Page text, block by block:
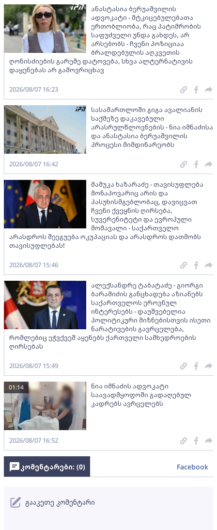
ანასტასია ბერუაშვილის
ადვოკატი - მტკიცებულებათა
ერთობლიობა, რაც პატიმრობის
საფუძველი უნდა გახდეს, არ
არსებობს - ჩვენი პოზიციაა
ბრალდებულის აღკვეთის
ღონისძიების გარეშე დატოვება, სხვა ალტერნატივის
დაყენებას არ გამოვრიცხავ
2026/08/07 16:23
სასამართლოში გიგა ავალიანის
საქმეზე დაკავებული
არასრულწლოვნების - ნია იმნაძისა
და ანასტასია ბერუაშვილის
პროცესი მიმდინარეობს
2026/08/07 16:42
მამუკა ხაზარაძე - თავისუფლება
მონაპოვარიც არის და
პასუხისმგებლობაც, დავიცვათ
ჩვენი ქვეყნის ღირსება,
სუვერენიტეტი და ევროპული
მომავალი - საქართველო
არასდროს შეეგუება ოკუპაციას და არასდროს დათმობს
თავისუფლებას!
2026/08/07 15:46
ალექსანდრე ტაბატაძე - გიორგი
ბარამიძის განცხადება აზიანებს
საქართველოს ეროვნულ
ინტერესებს - დაუშვებელია
პოლიტიკური მიზნებისთვის ისეთი
ნარატივების გავრცელება,
რომლებიც ეჭვქვეშ აყენებს ქართველი სამხედროების
ღირსებას
2026/08/07 15:49
ნია იმნაძის ადვოკატი
საავადმყოფოში გადაღებულ
კადრებს ავრცელებს
01:14
2026/08/07 16:52
კომენტარები: (0) Facebook
გააკეთე კომენტარი